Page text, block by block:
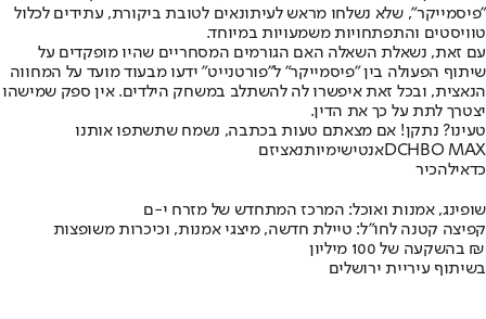
"פיסמייקר", שלא נשלחו מראש לעיתונאים לטובת ביקורת, עתידים לכלול
טוויסטים והתפתחויות משמעויות במיוחד.
עם זאת, נשאלת השאלה האם הגורמים המסחריים שהיו מופקדים על
שיתוף הפעולה בין "פיסמייקר" ל"פורטנייט" ידעו מבעוד מועד על המחווה
הנאצית, ובכל זאת איפשרו לה להשתלב במשחק הילדים. אין ספק שמישהו
יצטרך לתת על כך את הדין.
טעינו? נתקן! אם מצאתם טעות בכתבה, נשמח שתשתפו אותנו
DCHBO MAX אנטישימיותנאציזם
כדאילהכיר
שופינג, אמנות ואוכל: המרכז המתחדש של מזרח י-ם
קפיצה קטנה לחו"ל: טיילת חדשה, מיצגי אמנות, וכיכרות משופצות
בהשקעה של 100 מיליון ₪
בשיתוף עיריית ירושלים